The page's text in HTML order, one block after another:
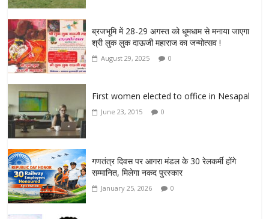
ब्रजभूमि में 28-29 अगस्त को धूमधाम से मनाया जाएगा
श्री लुक लुक दाऊजी महाराज का जन्मोत्सव !
August 29, 2025 0
First women elected to office in Nesapal
June 23, 2015 0
गणतंत्र दिवस पर आगरा मंडल के 30 रेलकर्मी होंगे
सम्मानित, मिलेगा नकद पुरस्कार
January 25, 2026 0